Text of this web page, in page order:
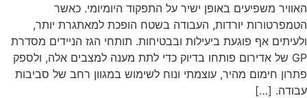
האוויר משפיעים באופן ישיר על התפקוד היומיומי. כאשר
הטמפרטורות יורדות, העבודה בשטח הופכת למאתגרת יותר,
ולעיתים אף פוגעת ביעילות ובבטיחות. תותחי הגז הניידים מסדרת
GP של אדירום פותחו בדיוק כדי לתת מענה למצבים אלה, ולספק
פתרון חימום מהיר, עוצמתי ונוח לשימוש במגוון רחב של סביבות
עבודה. […]